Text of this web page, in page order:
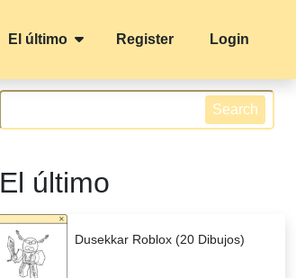
El último Register Login
Search
El último
Dusekkar Roblox (20 Dibujos)